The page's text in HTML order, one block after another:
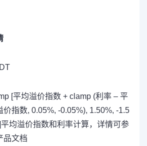
[平均溢价指数 + clamp (利率 – 平
价指数, 0.05%, -0.05%), 1.50%, -1.5
均溢价指数和利率计算，详情可参
品文档